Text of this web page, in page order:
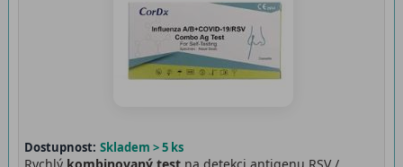
Dostupnost: Skladem > 5 ks